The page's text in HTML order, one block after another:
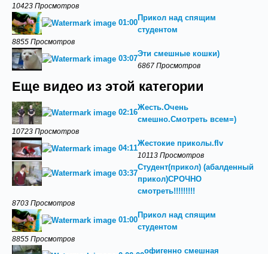
10423 Просмотров
01:00
Прикол над спящим
студентом
8855 Просмотров
03:07
Эти смешные кошки)
6867 Просмотров
Еще видео из этой категории
02:16
Жесть.Очень
смешно.Смотреть всем=)
10723 Просмотров
04:11
Жестокие приколы.flv
10113 Просмотров
03:37
Студент(прикол) (абалденный
прикол)СРОЧНО
смотреть!!!!!!!!!
8703 Просмотров
01:00
Прикол над спящим
студентом
8855 Просмотров
офигенно смешная